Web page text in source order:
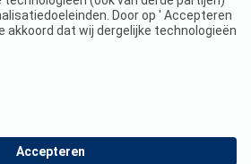
Voorwaarden